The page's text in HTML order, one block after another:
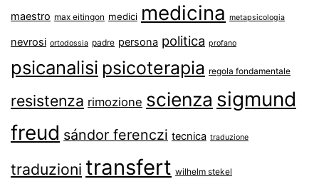
maestro max eitingon medici medicina metapsicologia
nevrosi ortodossia padre persona politica profano
psicanalisi psicoterapia regola fondamentale
resistenza rimozione scienza sigmund
freud sándor ferenczi tecnica traduzione
traduzioni transfert wilhelm stekel